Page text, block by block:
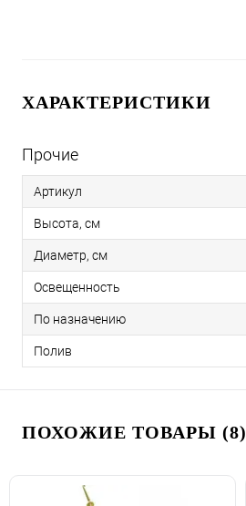
ХАРАКТЕРИСТИКИ
Прочие
Артикул
Высота, см
Диаметр, см
Освещенность
По назначению
Полив
ПОХОЖИЕ ТОВАРЫ (8)